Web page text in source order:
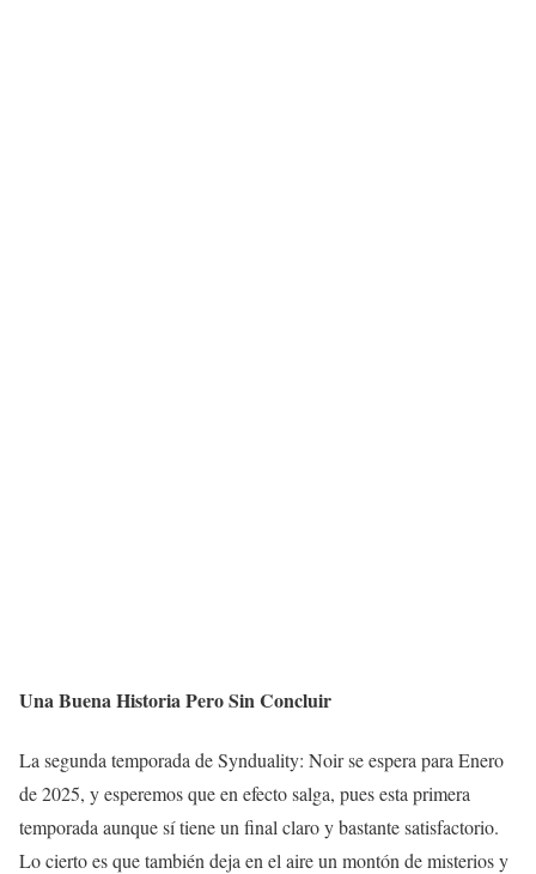
Una Buena Historia Pero Sin Concluir
La segunda temporada de Synduality: Noir se espera para Enero
de 2025, y esperemos que en efecto salga, pues esta primera
temporada aunque sí tiene un final claro y bastante satisfactorio.
Lo cierto es que también deja en el aire un montón de misterios y